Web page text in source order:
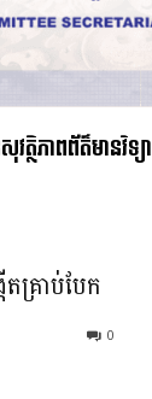
ត្ថិភាពព័ត៌មានវិទ្យា
គ្រាប់បែក
0